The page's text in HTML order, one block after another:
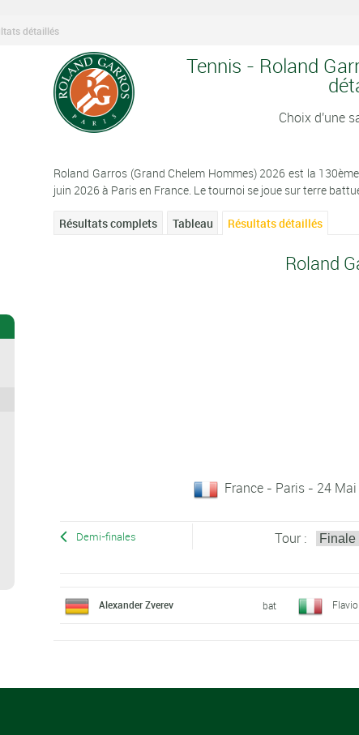
détaillés
Tennis - Roland
Choix d'une
Roland Garros (Grand Chelem Hommes) 2026 est la
juin 2026 à Paris en France. Le tournoi se joue sur terre
Résultats complets Tableau Résultats détaillés
Roland
France - Paris - 24
Demi-finales Tour :
Alexander Zverev bat